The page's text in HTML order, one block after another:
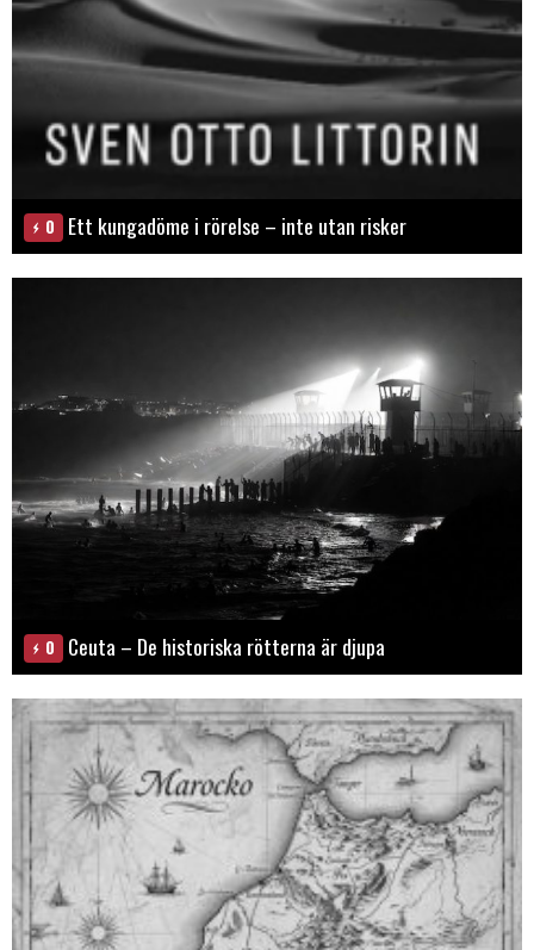
0 Ett kungadöme i rörelse – inte utan risker
0 Ceuta – De historiska rötterna är djupa